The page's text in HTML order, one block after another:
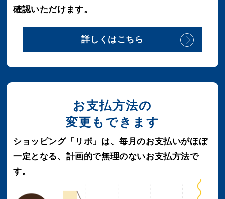
確認いただけます。
詳しくはこちら
お支払方法の
変更もできます
ショッピング「リボ」は、毎月のお支払いがほぼ
一定となる、 計画的で無理のないお支払方法で
す。